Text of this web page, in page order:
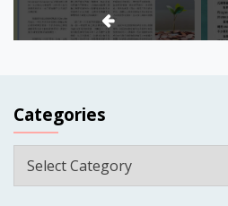
Categories
Categories